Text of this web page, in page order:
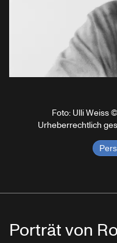
Foto: Ulli Weiss
Urheberrechtlich
Porträt von